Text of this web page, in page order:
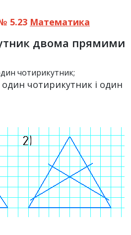
5.23 Математика
двома прямими
чотирикутник;
чотирикутник і один